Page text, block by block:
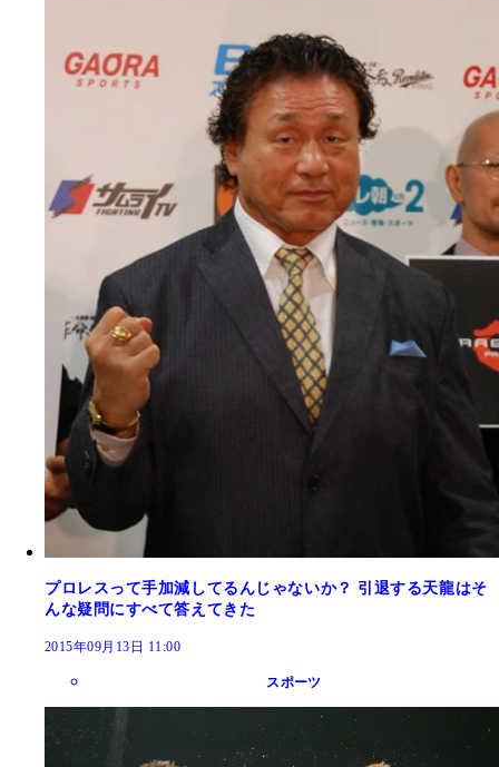
プロレスって手加減してるんじゃないか？ 引退する天龍はそ
んな疑問にすべて答えてきた
2015年09月13日 11:00
スポーツ